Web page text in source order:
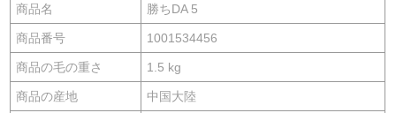
商品名 勝ちDA 5
商品番号 1001534456
商品の毛の重さ 1.5 kg
商品の産地 中国大陸